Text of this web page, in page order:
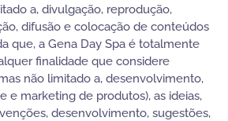
a, divulgação, reprodução,
difusão e colocação de conteúdos
que, a Gena Day Spa é totalmente
finalidade que considere
não limitado a, desenvolvimento,
e marketing de produtos), as ideias,
desenvolvimento, sugestões,